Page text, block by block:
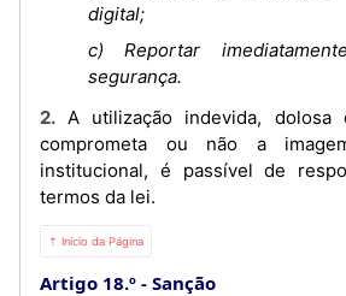
digital;
c) Reportar
segurança.
2. A utilização indevida, dolosa ou culposa, quer
comprometa ou não a
institucional, é passível de
termos da lei.
⇡ Início da Página
Artigo 18.º Sanção